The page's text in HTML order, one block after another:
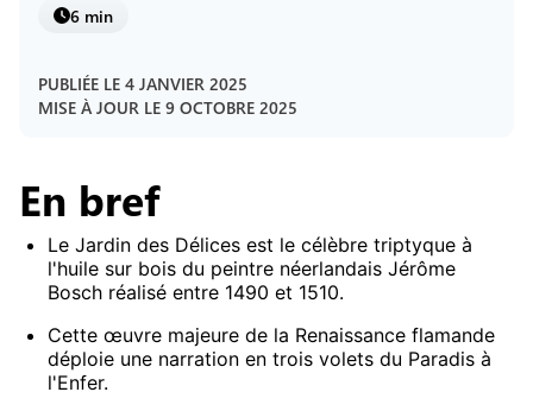
6 min
PUBLIÉE LE 4 JANVIER 2025
MISE À JOUR LE 9 OCTOBRE 2025
En bref
Le Jardin des Délices est le célèbre triptyque à
l'huile sur bois du peintre néerlandais Jérôme
Bosch réalisé entre 1490 et 1510.
Cette œuvre majeure de la Renaissance flamande
déploie une narration en trois volets du Paradis à
l'Enfer.